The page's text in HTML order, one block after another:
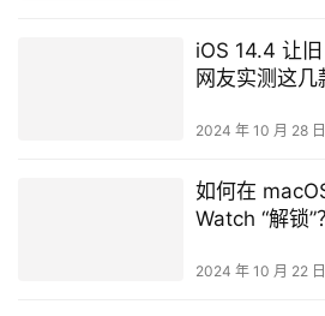
iOS 14.4 让
网友实测这
2024 年 10 月 28 日
如何在
Watch “解锁”？
2024 年 10 月 22 日